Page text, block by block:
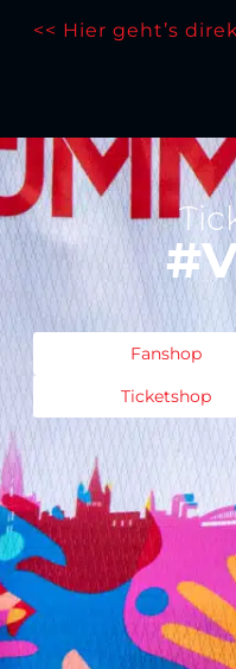
<< Hier geht’s
Fanshop
Ticketshop